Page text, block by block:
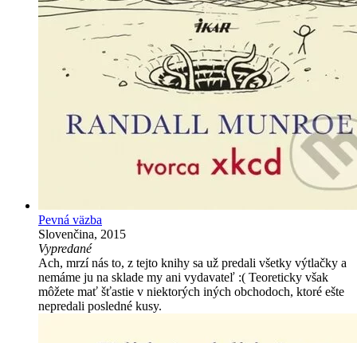
Pevná väzba
Slovenčina, 2015
Vypredané
Ach, mrzí nás to, z tejto knihy sa už predali všetky výtlačky a
nemáme ju na sklade my ani vydavateľ :( Teoreticky však
môžete mať šťastie v niektorých iných obchodoch, ktoré ešte
nepredali posledné kusy.